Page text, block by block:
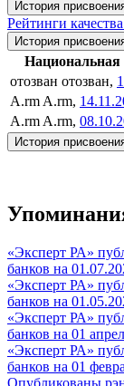
История
Рейтинги
История
отозван отозван,
A.rm A.rm,
A.rm A.rm,
История
«Эксперт РА»
банков на
«Эксперт РА»
банков на
«Эксперт РА»
банков на 01
«Эксперт РА»
банков на 01
Опубликованы